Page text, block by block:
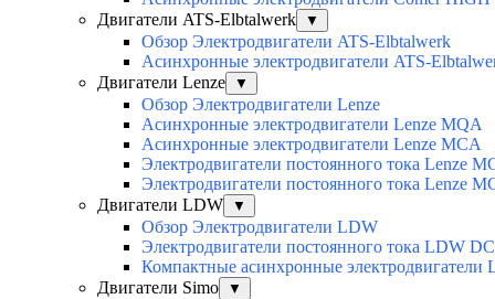
Двигатели ATS-Elbtalwerk
▼
Обзор Электродвигатели ATS-Elbtalwerk
Асинхронные электродвигатели ATS-
Двигатели Lenze
▼
Обзор Электродвигатели Lenze
Асинхронные электродвигатели Lenze MQA
Асинхронные электродвигатели Lenze MCA
Электродвигатели постоянного тока Lenze
Электродвигатели постоянного тока Lenze
Двигатели LDW
▼
Обзор Электродвигатели LDW
Электродвигатели постоянного тока LDW DC
Компактные асинхронные электродвигатели
Двигатели Simo
▼